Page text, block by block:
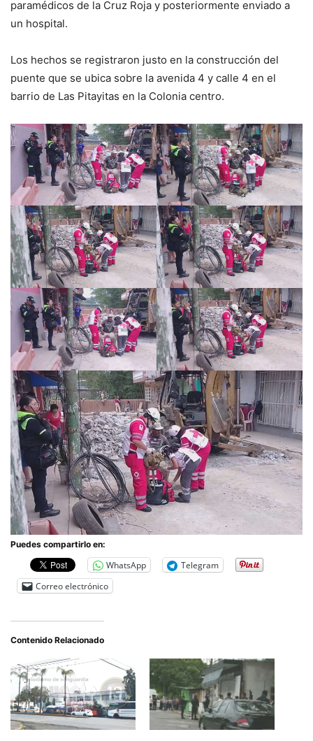
paramédicos de la Cruz Roja y posteriormente enviado a
un hospital.
Los hechos se registraron justo en la construcción del
puente que se ubica sobre la avenida 4 y calle 4 en el
barrio de Las Pitayitas en la Colonia centro.
Puedes compartirlo en:
WhatsApp
Telegram
Correo electrónico
Contenido Relacionado